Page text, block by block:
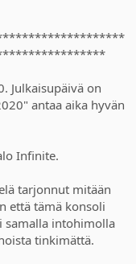
Julkaisupäivä on
antaa aika hyvän
Infinite.
tarjonnut mitään
että tämä konsoli
samalla intohimolla
tinkimättä.